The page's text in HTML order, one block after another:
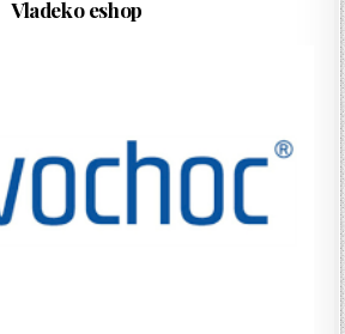
Vladeko eshop